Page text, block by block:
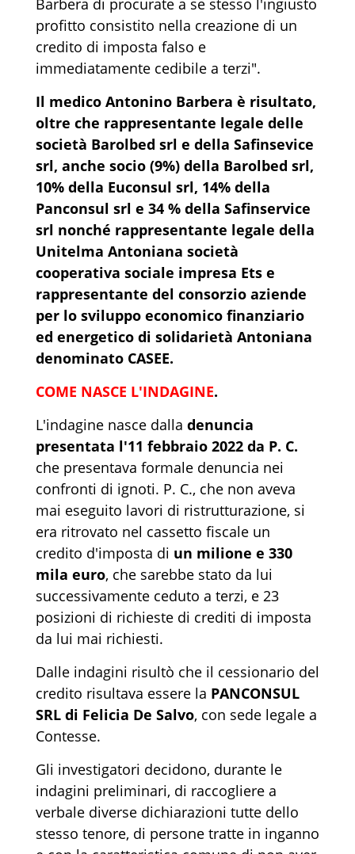
profitto consistito nella creazione di un
credito di imposta falso e
immediatamente cedibile a terzi".
Il medico Antonino Barbera è risultato,
oltre che rappresentante legale delle
società Barolbed srl e della Safinsevice
srl, anche socio (9%) della Barolbed srl,
10% della Euconsul srl, 14% della
Panconsul srl e 34 % della Safinservice
srl nonché rappresentante legale della
Unitelma Antoniana società
cooperativa sociale impresa Ets e
rappresentante del consorzio aziende
per lo sviluppo economico finanziario
ed energetico di solidarietà Antoniana
denominato CASEE.
COME NASCE L'INDAGINE.
L'indagine nasce dalla denuncia
presentata l'11 febbraio 2022 da P. C.
che presentava formale denuncia nei
confronti di ignoti. P. C., che non aveva
mai eseguito lavori di ristrutturazione, si
era ritrovato nel cassetto fiscale un
credito d'imposta di un milione e 330
mila euro, che sarebbe stato da lui
successivamente ceduto a terzi, e 23
posizioni di richieste di crediti di imposta
da lui mai richiesti.
Dalle indagini risultò che il cessionario del
credito risultava essere la PANCONSUL
SRL di Felicia De Salvo, con sede legale a
Contesse.
Gli investigatori decidono, durante le
indagini preliminari, di raccogliere a
verbale diverse dichiarazioni tutte dello
stesso tenore, di persone tratte in inganno